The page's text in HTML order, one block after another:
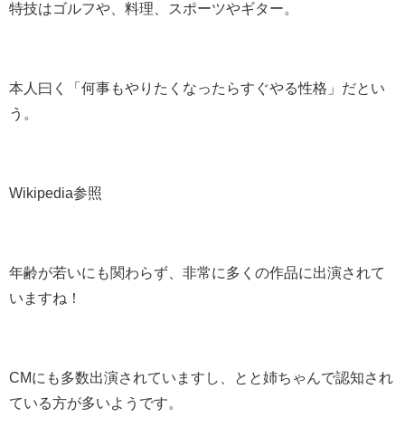
特技はゴルフや、料理、スポーツやギター。
本人曰く「何事もやりたくなったらすぐやる性格」だとい
う。
Wikipedia参照
年齢が若いにも関わらず、非常に多くの作品に出演されて
いますね！
CMにも多数出演されていますし、とと姉ちゃんで認知され
ている方が多いようです。